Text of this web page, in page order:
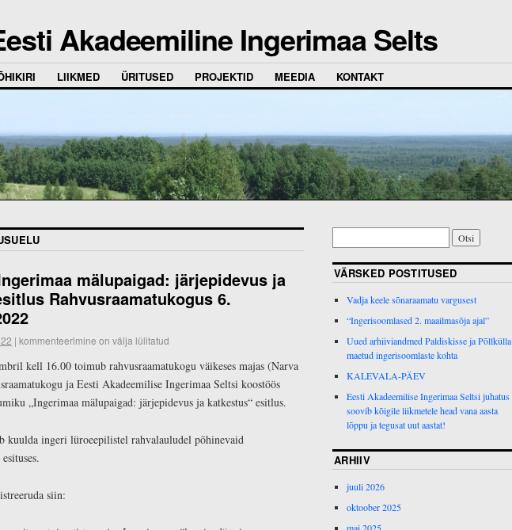
Akadeemiline Ingerimaa Selts
LIIKMED ÜRITUSED PROJEKTID MEEDIA KONTAKT
mälupaigad: järjepidevus ja
Rahvusraamatukogus 6.
| kommenteerimine on välja lülitatud
kell 16.00 toimub rahvusraamatukogu väikeses majas (Narva
ja Eesti Akadeemilise Ingerimaa Seltsi koostöös
„Ingerimaa mälupaigad: järjepidevus ja katkestus“ esitlus.
kuulda ingeri lüroeepilistel rahvalauludel põhinevaid
esituses.
siin:
VÄRSKED POSTITUSED
Vadja keele sõnaraamatu vargusest
“Ingerisoomlased 2. maailmasõja ajal”
Uued arhiiviandmed Paldiskisse ja Põllkülla
maetud ingerisoomlaste kohta
KALEVALA-PÄEV
Eesti Akadeemilise Ingerimaa Seltsi juhatus
soovib kõigile liikmetele head vana aasta
lõppu ja tegusat uut aastat!
ARHIIV
juuli 2026
oktoober 2025